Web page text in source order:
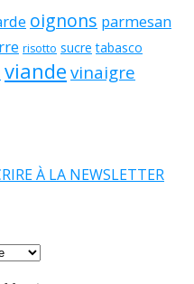
oignons parmesan
risotto sucre tabasco
viande vinaigre
À LA NEWSLETTER